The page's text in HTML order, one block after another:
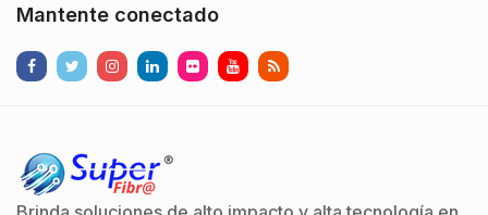
Mantente conectado